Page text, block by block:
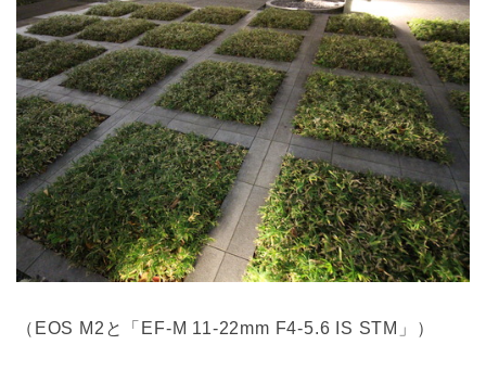
（EOS M2と「EF-M 11-22mm F4-5.6 IS STM」）